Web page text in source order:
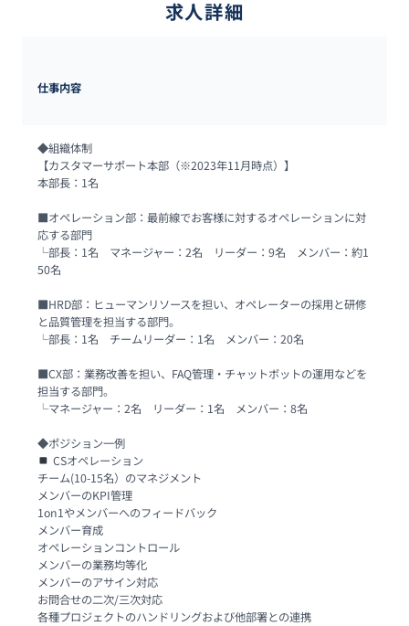
求人詳細
仕事内容
◆組織体制
【カスタマーサポート本部（※2023年11月時点）】
本部長：1名
■オペレーション部：最前線でお客様に対するオペレーションに対
応する部門
└部長：1名　マネージャー：2名　リーダー：9名　メンバー：約1
50名
■HRD部：ヒューマンリソースを担い、オペレーターの採用と研修
と品質管理を担当する部門。
└部長：1名　チームリーダー：1名　メンバー：20名
■CX部：業務改善を担い、FAQ管理・チャットボットの運用などを
担当する部門。
└マネージャー：2名　リーダー：1名　メンバー：8名
◆ポジション一例
CSオペレーション
チーム(10-15名）のマネジメント
メンバーのKPI管理
1on1やメンバーへのフィードバック
メンバー育成
オペレーションコントロール
メンバーの業務均等化
メンバーのアサイン対応
お問合せの二次/三次対応
各種プロジェクトのハンドリングおよび他部署との連携